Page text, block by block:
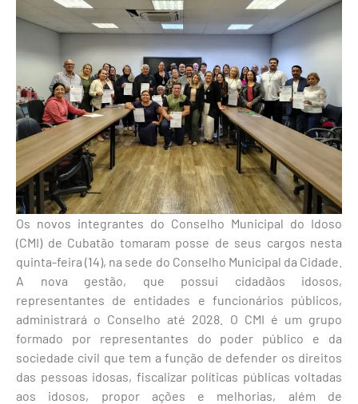
Os novos integrantes do Conselho Municipal do Idoso
(CMI) de Cubatão tomaram posse de seus cargos nesta
quinta-feira (14), na sede do Conselho Municipal da Cidade.
A nova gestão, que possui cidadãos idosos,
representantes de entidades e funcionários públicos,
administrará o Conselho até 2028. O CMI é um grupo
formado por representantes do poder público e da
sociedade civil que tem a função de defender os direitos
das pessoas idosas, fiscalizar políticas públicas voltadas
aos idosos, propor ações e melhorias, além de